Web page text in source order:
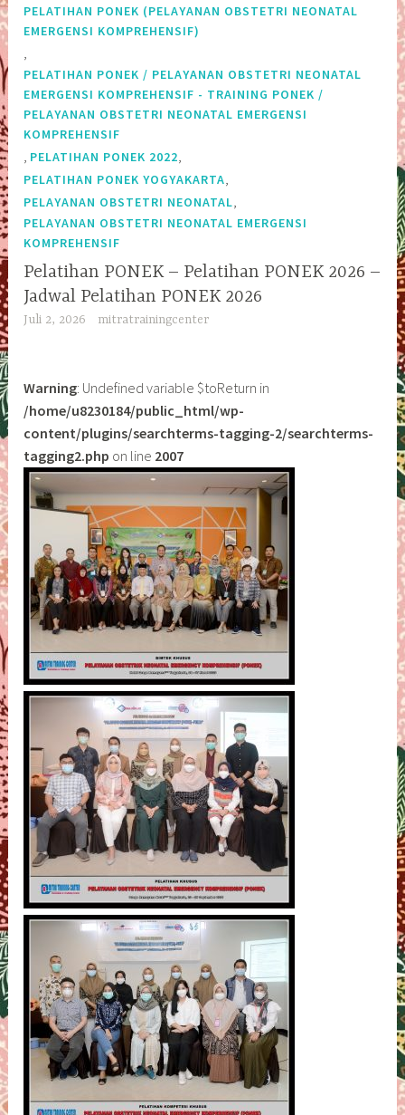
PELATIHAN PONEK (PELAYANAN OBSTETRI NEONATAL
EMERGENSI KOMPREHENSIF)
,
PELATIHAN PONEK / PELAYANAN OBSTETRI NEONATAL
EMERGENSI KOMPREHENSIF - TRAINING PONEK /
PELAYANAN OBSTETRI NEONATAL EMERGENSI
KOMPREHENSIF
, PELATIHAN PONEK 2022,
PELATIHAN PONEK YOGYAKARTA,
PELAYANAN OBSTETRI NEONATAL,
PELAYANAN OBSTETRI NEONATAL EMERGENSI
KOMPREHENSIF
Pelatihan PONEK – Pelatihan PONEK 2026 –
Jadwal Pelatihan PONEK 2026
Juli 2, 2026 mitratrainingcenter
Warning: Undefined variable $toReturn in
/home/u8230184/public_html/wp-
content/plugins/searchterms-tagging-2/searchterms-
tagging2.php on line 2007